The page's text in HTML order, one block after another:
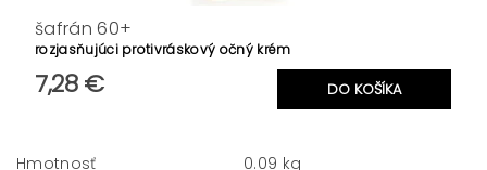
šafrán 60+
rozjasňujúci protivráskový očný krém
7,28 €
Hmotnosť
0.09 kg